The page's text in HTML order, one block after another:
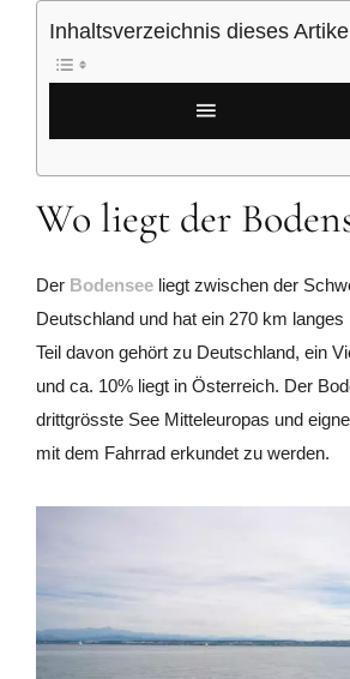
Inhaltsverzeichnis dieses
Wo liegt der
Der Bodensee liegt zwischen der
Deutschland und hat ein 270 km
Teil davon gehört zu Deutschland, ein
und ca. 10% liegt in Österreich. Der
drittgrösste See Mitteleuropas und
mit dem Fahrrad erkundet zu werden.